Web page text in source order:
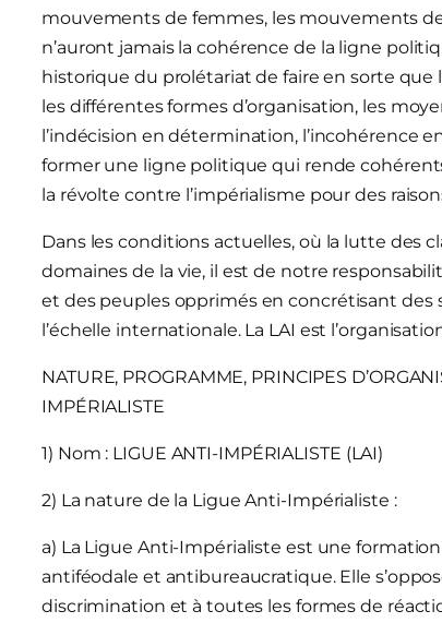
mouvements de femmes, les mouvements
n’auront jamais la cohérence de la ligne
historique du prolétariat de faire en sorte que
les différentes formes d’organisation, les
l’indécision en détermination, l’incohérence
former une ligne politique qui rende
la révolte contre l’impérialisme pour des
Dans les conditions actuelles, où la lutte des
domaines de la vie, il est de notre
et des peuples opprimés en concrétisant des
l’échelle internationale. La LAI est
NATURE, PROGRAMME, PRINCIPES
IMPÉRIALISTE
1) Nom : LIGUE ANTI-IMPÉRIALISTE (LAI)
2) La nature de la Ligue Anti-Impérialiste :
a) La Ligue Anti-Impérialiste est une
antiféodale et antibureaucratique. Elle
discrimination et à toutes les formes de